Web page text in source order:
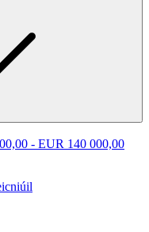
- EUR 140 000,00